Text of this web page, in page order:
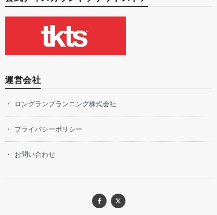
運営会社
ロングランプランニング株式会社
プライバシーポリシー
お問い合わせ